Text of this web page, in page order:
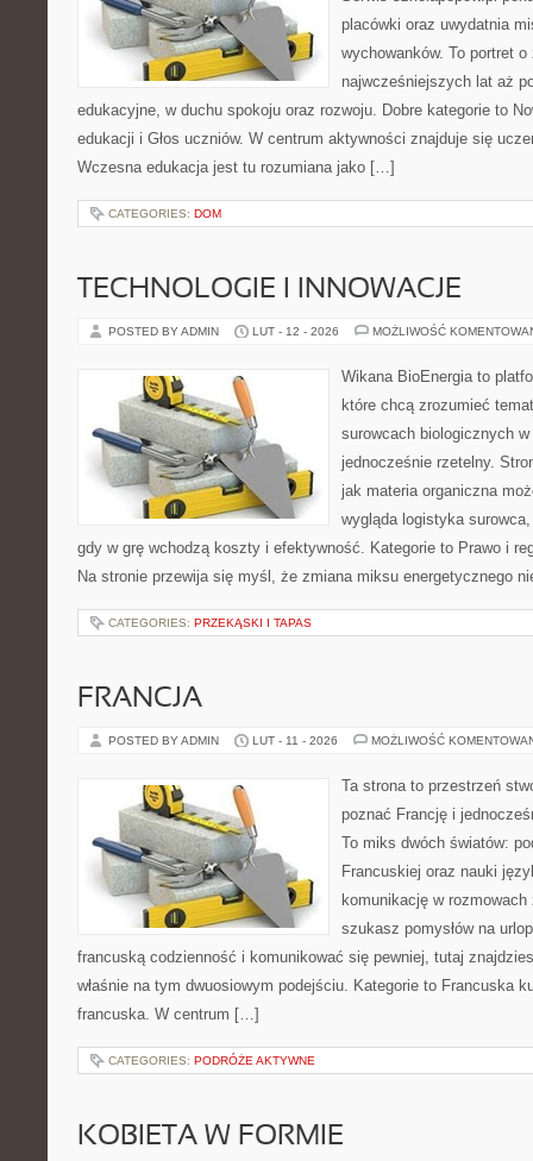
placówki oraz uwydatnia
wychowanków. To portret
najwcześniejszych lat aż
edukacyjne, w duchu spokoju oraz rozwoju. Dobre kategorie to
edukacji i Głos uczniów. W centrum aktywności znajduje się
Wczesna edukacja jest tu rozumiana jako […]
CATEGORIES: DOM
TECHNOLOGIE I INNOWACJE
POSTED BY ADMIN LUT - 12 - 2026 MOŻLIWOŚĆ
Wikana BioEnergia to
które chcą zrozumieć
surowcach biologicznych
jednocześnie rzetelny.
jak materia organiczna
wygląda logistyka
gdy w grę wchodzą koszty i efektywność. Kategorie to Prawo i
Na stronie przewija się myśl, że zmiana miksu energetycznego
CATEGORIES: PRZEKĄSKI I TAPAS
FRANCJA
POSTED BY ADMIN LUT - 11 - 2026 MOŻLIWOŚĆ
Ta strona to przestrzeń
poznać Francję i
To miks dwóch światów:
Francuskiej oraz nauki
komunikację w
szukasz pomysłów na
francuską codzienność i komunikować się pewniej, tutaj
właśnie na tym dwuosiowym podejściu. Kategorie to Francuska
francuska. W centrum […]
CATEGORIES: PODRÓŻE AKTYWNE
KOBIETA W FORMIE